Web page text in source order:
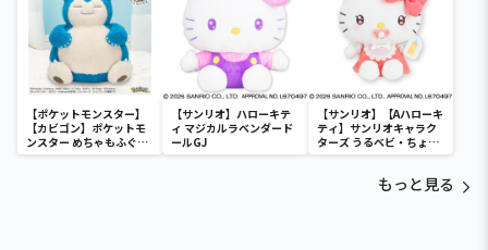
【ポケットモンスター】
【カビゴン】ポケットモ
ンスター めちゃもふぐっ
と ほっこりいやされぬい
【サンリオ】ハローキテ
ィ マジカルラベンダード
ールGJ
【サンリオ】【Aハローキ
ティ】サンリオキャラク
ターズ うるベビ・ちょい
デカドール
もっと見る